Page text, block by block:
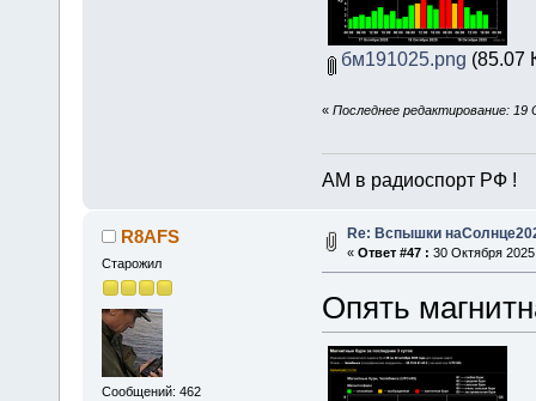
бм191025.png (85.07
« Последнее редактирование:
АМ в радиоспорт РФ !
R8AFS
Старожил
Сообщений: 462
Re: Вспышки
« Ответ #47 : 30 Октября
Опять